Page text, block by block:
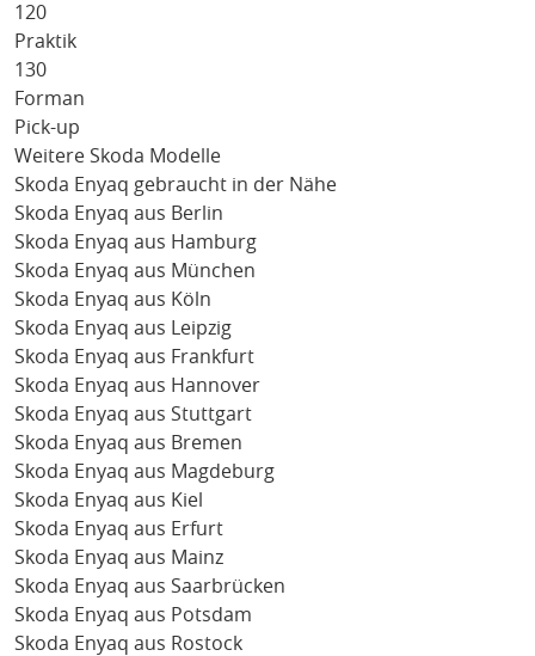
120
Praktik
130
Forman
Pick-up
Weitere Skoda Modelle
Skoda Enyaq gebraucht in der Nähe
Skoda Enyaq aus Berlin
Skoda Enyaq aus Hamburg
Skoda Enyaq aus München
Skoda Enyaq aus Köln
Skoda Enyaq aus Leipzig
Skoda Enyaq aus Frankfurt
Skoda Enyaq aus Hannover
Skoda Enyaq aus Stuttgart
Skoda Enyaq aus Bremen
Skoda Enyaq aus Magdeburg
Skoda Enyaq aus Kiel
Skoda Enyaq aus Erfurt
Skoda Enyaq aus Mainz
Skoda Enyaq aus Saarbrücken
Skoda Enyaq aus Potsdam
Skoda Enyaq aus Rostock